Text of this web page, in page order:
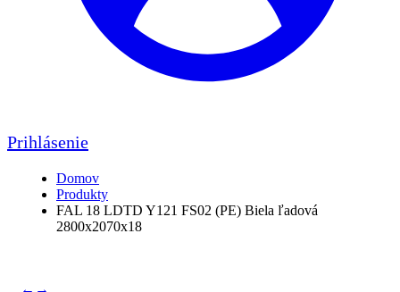
Prihlásenie
Domov
Produkty
FAL 18 LDTD Y121 FS02 (PE) Biela ľadová
2800x2070x18
← →